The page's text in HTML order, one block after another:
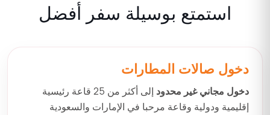
استمتع بوسيلة سفر أفضل
دخول صالات المطارات
دخول مجاني غير محدود إلى أكثر من 25 قاعة رئيسية
إقليمية ودولية وقاعة مرحبا في الإمارات والسعودية